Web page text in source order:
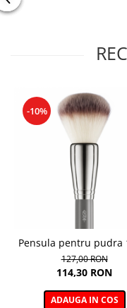
-10%
Pensula pentru pudra
Boho Beauty Powder
127,00 RON
114,30 RON
ADAUGA IN COS